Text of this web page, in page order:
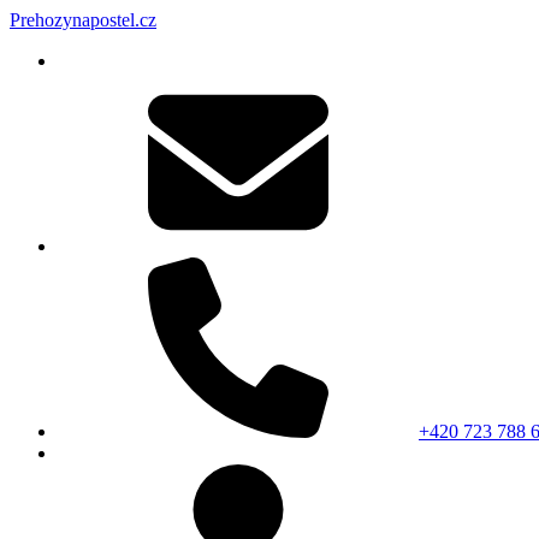
Prehozynapostel.cz
+420 723 788